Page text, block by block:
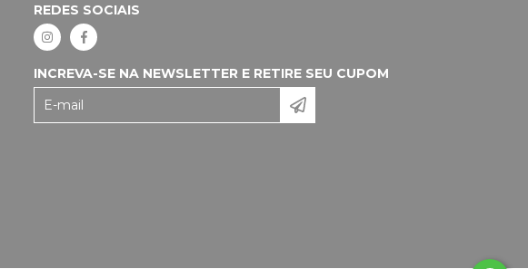
REDES SOCIAIS
INCREVA-SE NA NEWSLETTER E RETIRE SEU CUPOM